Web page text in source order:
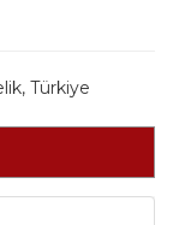
Türkiye